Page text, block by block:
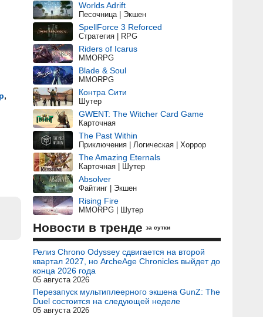
,
Worlds Adrift
Песочница | Экшен
SpellForce 3 Reforced
Стратегия | RPG
Riders of Icarus
MMORPG
Blade & Soul
MMORPG
Контра Сити
Шутер
GWENT: The Witcher Card Game
Карточная
The Past Within
Приключения | Логическая | Хоррор
The Amazing Eternals
Карточная | Шутер
Absolver
Файтинг | Экшен
Rising Fire
MMORPG | Шутер
Новости в тренде за сутки
Релиз Chrono Odyssey сдвигается на второй
квартал 2027, но ArcheAge Chronicles выйдет до
конца 2026 года
05 августа 2026
Перезапуск мультиплеерного экшена GunZ: The
Duel состоится на следующей неделе
05 августа 2026